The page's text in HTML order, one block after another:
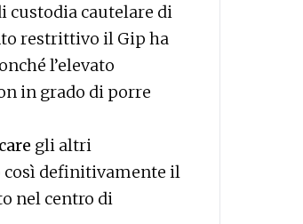
custodia cautelare di
restrittivo il Gip ha
l’elevato
in grado di porre
gli altri
definitivamente il
nel centro di